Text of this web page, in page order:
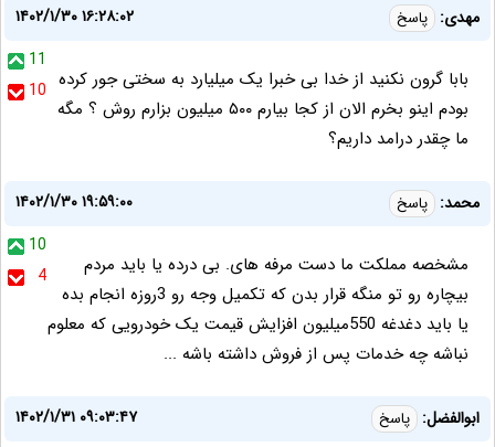
مهدی: پاسخ
۱۴۰۲/۱/۳۰ ۱۶:۲۸:۰۲
11
10 بابا گرون نکنید از خدا بی خبرا یک میلیارد به سختی جور کرده
بودم اینو بخرم الان از کجا بیارم ۵۰۰ میلیون بزارم روش ؟ مگه
ما چقدر درامد داریم؟
محمد: پاسخ
۱۴۰۲/۱/۳۰ ۱۹:۵۹:۰۰
10
4
مشخصه مملکت ما دست مرفه های. بی درده یا باید مردم
بیچاره رو تو منگه قرار بدن که تکمیل وجه رو 3روزه انجام بده
یا باید دغدغه 550میلیون افزایش قیمت یک خودرویی که معلوم
نباشه چه خدمات پس از فروش داشته باشه ...
ابوالفضل: پاسخ
۱۴۰۲/۱/۳۱ ۰۹:۰۳:۴۷